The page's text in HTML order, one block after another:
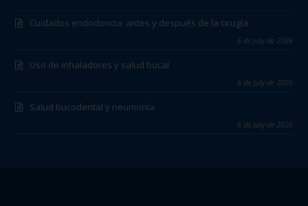
Cuidados endodoncia: antes y después de la cirugía
6 de July de 2026
Uso de inhaladores y salud bucal
6 de July de 2026
Salud bucodental y neumonía
6 de July de 2026